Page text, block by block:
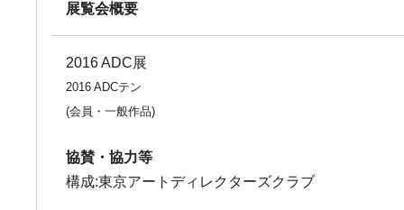
展覧会概要
2016 ADC展
2016 ADCテン
(会員・一般作品)
協賛・協力等
構成:東京アートディレクターズクラブ